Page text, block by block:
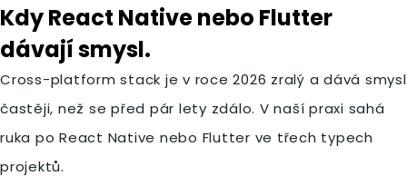
Kdy React Native nebo Flutter
dávají smysl.
Cross-platform stack je v roce 2026 zralý a dává smysl
častěji, než se před pár lety zdálo. V naší praxi sahá
ruka po React Native nebo Flutter ve třech typech
projektů.